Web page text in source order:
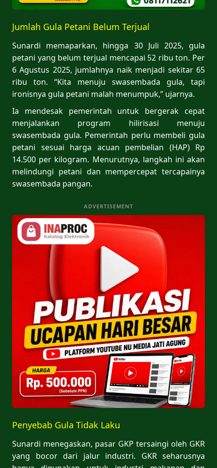
Jumlah Gula Petani Belum Terjual
Sunardi memaparkan, hingga 30 Juli 2025, gula
petani yang belum terjual mencapai 52 ribu ton. Per
6 Agustus 2025, jumlahnya naik menjadi sekitar 65
ribu ton. “Kita menuju swasembada gula, tapi
ironisnya gula petani malah menumpuk,” ujarnya.
Ia mendesak pemerintah untuk bergerak cepat
menjalankan program hilirisasi menuju
swasembada gula. Pemerintah perlu membeli gula
petani sesuai harga acuan pembelian (HAP) Rp
14.500 per kilogram. Menurutnya, langkah ini akan
melindungi petani dan mempercepat tercapainya
swasembada pangan.
ADVERTISEMENT
Penyebab Gula Tidak Laku
Sunardi menegaskan, pasar GKP tersaingi oleh GKR
yang bocor dari jalur industri. GKR seharusnya